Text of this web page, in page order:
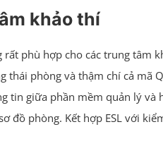
khảo thí
phù hợp cho các trung tâm
phòng và thậm chí cả mã
giữa phần mềm quản lý
phòng. Kết hợp ESL với